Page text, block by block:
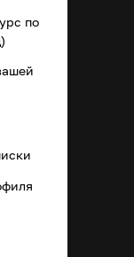
по